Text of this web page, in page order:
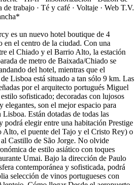
de trabajo · Té y café · Voltaje · Web T.V.
es un nuevo hotel boutique de 4
en el centro de la ciudad. Con una
el Chiado y el Barrio Alto, la estación
de metro de Baixada/Chiado se
del hotel, mientras que el
Lisboa está situado a tan sólo 9 km. Las
por el arquitecto portugués Miguel
sofisticado; decoradas con lujosos
elegantes, son el mejor espacio para
Están dotadas de todas las
podrá elegir entre una habitación Prestige
Alto, el puente del Tajo y el Cristo Rey) o
Castillo de São Jorge. No olvide
de estilo asiático con toques
Umai. Bajo la dirección de Paulo
contemporánea y sofisticada, podrá
selección de vinos portugueses con